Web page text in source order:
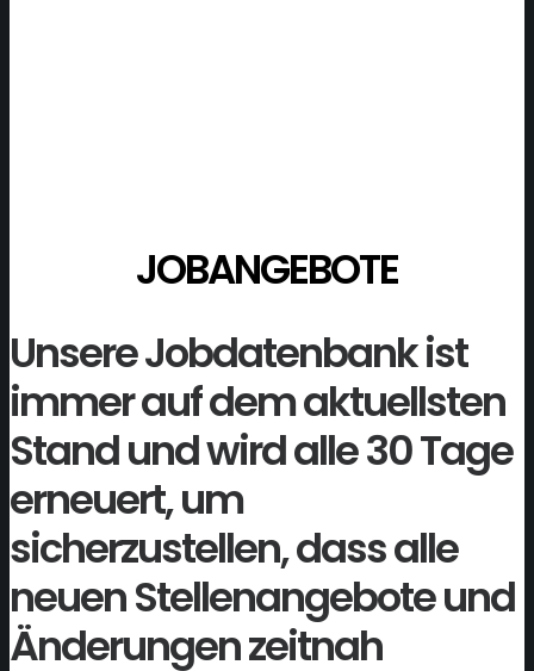
JOBANGEBOTE
Unsere Jobdatenbank ist
immer auf dem aktuellsten
Stand und wird alle 30 Tage
erneuert, um
sicherzustellen, dass alle
neuen Stellenangebote und
Änderungen zeitnah